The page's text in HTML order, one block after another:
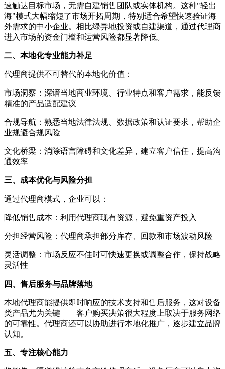
速触达目标市场，无需自建销售团队或实体机构。这种"轻出
海"模式大幅缩短了市场开拓周期，特别适合希望快速验证海
外需求的中小企业。相比绿异地投资或自建渠道，通过代理商
进入市场的资金门槛和运营风险都显著降低。
二、本地化专业能力补足
代理商提供不可替代的本地化价值：
市场洞察：深谙当地商业环境、行业特点和客户需求，能反馈
精准的产品适配建议
合规导航：熟悉当地法律法规、数据政策和认证要求，帮助企
业规避合规风险
文化桥梁：消除语言障碍和文化差异，建立客户信任，提高沟
通效率
三、成本优化与风险分担
通过代理商模式，企业可以：
降低销售成本：利用代理商现有资源，避免重资产投入
分担经营风险：代理商承担部分库存、回款和市场波动风险
灵活调整：市场反应不佳时可快速更换或调整合作，保持战略
灵活性
四、售后服务与品牌落地
本地代理商能提供即时响应的技术支持和售后服务，这对设备
类产品尤为关键——客户购买决策很大程度上取决于服务网络
的可靠性。代理商还可以协助进行本地化推广，逐步建立品牌
认知。
五、专注核心能力